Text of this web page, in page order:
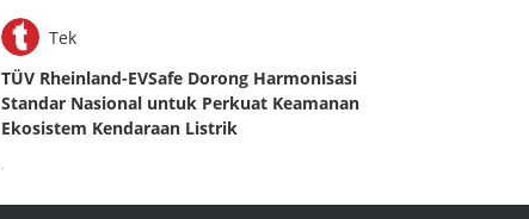
Tek
TÜV Rheinland-EVSafe Dorong Harmonisasi
Standar Nasional untuk Perkuat Keamanan
Ekosistem Kendaraan Listrik
.